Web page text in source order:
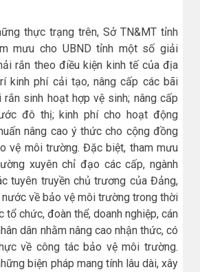
thực trạng trên, Sở TN&MT tỉnh
mưu cho UBND tỉnh một số giải
rắn theo điều kiện kinh tế của địa
kinh phí cải tạo, nâng cấp các bãi
sinh hoạt hợp vệ sinh; nâng cấp
đô thị; kinh phí cho hoạt động
nâng cao ý thức cho cộng đồng
vệ môi trường. Đặc biệt, tham mưu
xuyên chỉ đạo các cấp, ngành
tuyên truyền chủ trương của Đảng,
về bảo vệ môi trường trong thời
tổ chức, đoàn thể, doanh nghiệp, cán
dân nhằm nâng cao nhận thức, có
về công tác bảo vệ môi trường.
biện pháp mang tính lâu dài, xây